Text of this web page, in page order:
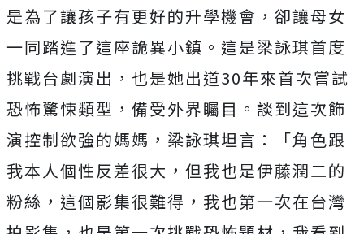
是為了讓孩子有更好的升學機會， 卻讓母女
一同踏進了這座詭異小鎮。這是梁詠琪首度
挑戰台劇演出， 也是她出道30年來首次嘗試
恐怖驚悚類型，備受外界矚目。 談到這次飾
演控制欲強的媽媽，梁詠琪坦言：「角色跟
我本人個性反差很大，但我也是伊藤潤二的
粉絲， 這個影集很難得，我也第一次在台灣